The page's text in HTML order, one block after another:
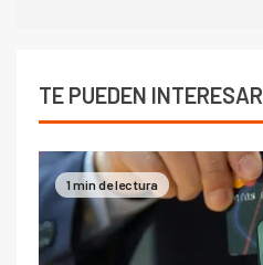
TE PUEDEN INTERESAR
1 min de lectura